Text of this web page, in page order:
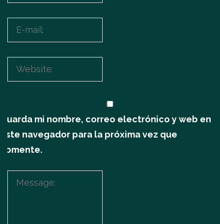
Guarda mi nombre, correo electrónico y web en
este navegador para la próxima vez que
comente.